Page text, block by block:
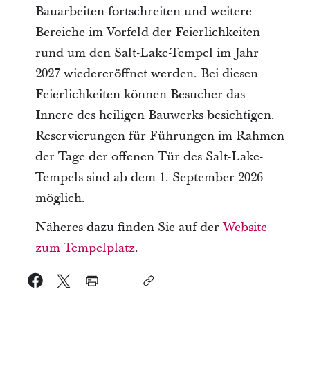
Bauarbeiten fortschreiten und weitere
Bereiche im Vorfeld der Feierlichkeiten
rund um den Salt-Lake-Tempel im Jahr
2027 wiedereröffnet werden. Bei diesen
Feierlichkeiten können Besucher das
Innere des heiligen Bauwerks besichtigen.
Reservierungen für Führungen im Rahmen
der Tage der offenen Tür des Salt-Lake-
Tempels sind ab dem 1. September 2026
möglich.
Näheres dazu finden Sie auf derWebsite
zum Tempelplatz.